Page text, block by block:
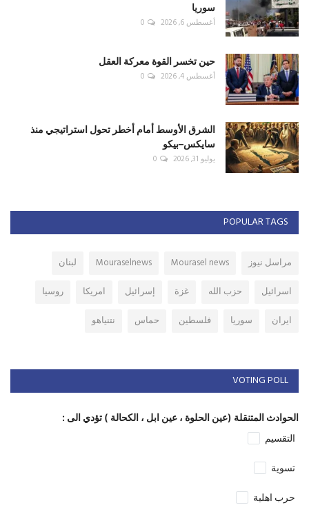
سوريا
أغسطس 6, 2026 0
حين تخسر القوة معركة العقل
أغسطس 4, 2026 0
الشرق الأوسط أمام أخطر تحول استراتيجي منذ
سايكس–بيكو
يوليو 31, 2026 0
POPULAR TAGS
مراسل نيوز Mourasel news
Mouraselnews
لبنان
اسرائيل
حزب الله غزة إسرائيل امريكا
روسيا
ايران
سوريا فلسطين حماس نتنياهو
VOTING POLL
الحوادث المتنقلة (عين الحلوة ، عين ابل ، الكحالة ) تؤدي الى :
التقسيم
تسوية
حرب اهلية